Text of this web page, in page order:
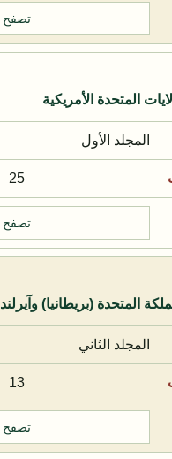
تصفح
المتحدة الأمريكية
المجلد الأول
25
تصفح
المتحدة (بريطانيا) وآيرلندا
المجلد الثاني
13
تصفح